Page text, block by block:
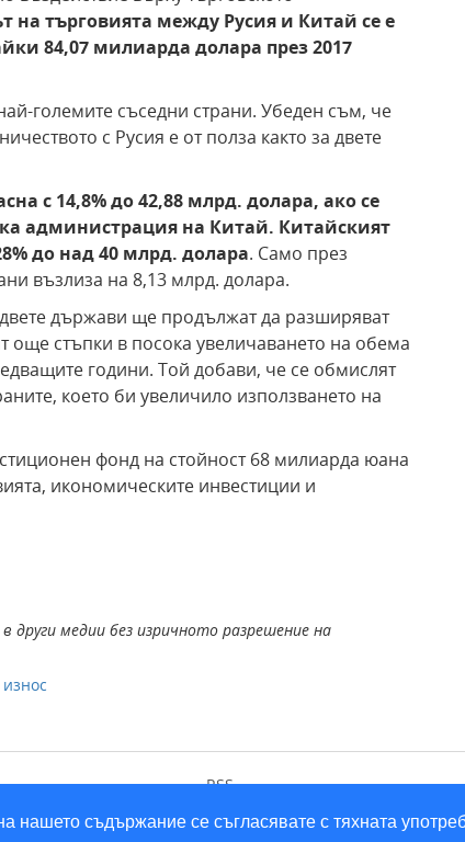
нашето съдържание се съгласявате с тяхната
на търговията между Русия и Китай се е
84,07 милиарда долара през 2017
големите съседни страни. Убеден съм, че
с Русия е от полза както за двете
с 14,8% до 42,88 млрд. долара, ако се
администрация на Китай. Китайският
до над 40 млрд. долара. Само през
възлиза на 8,13 млрд. долара.
държави ще продължат да разширяват
още стъпки в посока увеличаването на обема
години. Той добави, че се обмислят
което би увеличило използването на
фонд на стойност 68 милиарда юана
икономическите инвестиции и
медии без изричното разрешение на
износ
RSS